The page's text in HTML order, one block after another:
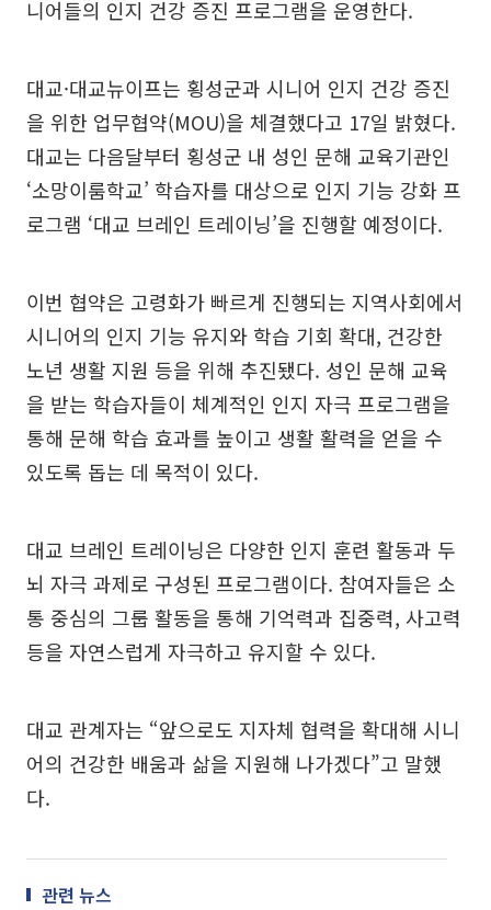
니어들의 인지 건강 증진 프로그램을 운영한다.
대교·대교뉴이프는 횡성군과 시니어 인지 건강 증진
을 위한 업무협약(MOU)을 체결했다고 17일 밝혔다.
대교는 다음달부터 횡성군 내 성인 문해 교육기관인
‘소망이룸학교’ 학습자를 대상으로 인지 기능 강화 프
로그램 ‘대교 브레인 트레이닝’을 진행할 예정이다.
이번 협약은 고령화가 빠르게 진행되는 지역사회에서
시니어의 인지 기능 유지와 학습 기회 확대, 건강한
노년 생활 지원 등을 위해 추진됐다. 성인 문해 교육
을 받는 학습자들이 체계적인 인지 자극 프로그램을
통해 문해 학습 효과를 높이고 생활 활력을 얻을 수
있도록 돕는 데 목적이 있다.
대교 브레인 트레이닝은 다양한 인지 훈련 활동과 두
뇌 자극 과제로 구성된 프로그램이다. 참여자들은 소
통 중심의 그룹 활동을 통해 기억력과 집중력, 사고력
등을 자연스럽게 자극하고 유지할 수 있다.
대교 관계자는 “앞으로도 지자체 협력을 확대해 시니
어의 건강한 배움과 삶을 지원해 나가겠다”고 말했
다.
관련 뉴스